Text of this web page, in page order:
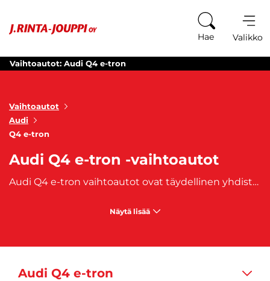
Hae Valikko
Vaihtoautot: Audi Q4 e-tron
Vaihtoautot
Audi
Q4 e-tron
Audi Q4 e-tron -vaihtoautot
Audi Q4 e-tron vaihtoautot ovat täydellinen yhdistelmä ympäristöystävällistä sähköautoilua ja Audille ominaista luksusta. Tämä täyssähköinen katumaasturi tarjoaa tilavat sisätilat, monipuoliset varusteet ja edistyneen sähköteknologian. Audi Q4 e-tron vaihtoautot ovat suunniteltu erityisesti niille, jotka arvostavat sekä suorituskykyä että vastuullista autoilua, mutta eivät halua tinkiä mukavuudesta tai ajokokemuksesta. Audi Q4 e-tron vaihtoautot erottuvat modernilla ja elegantilla muotoilullaan. Sen virtaviivainen ulkoasu ja rohkeat linjat antavat sille tyylikkään ilmeen, joka sopii täydellisesti kaupunki- ja maantieajoon. Korkea ajoasento ja laajat sisätilat tekevät matkustamisesta mukavaa niin kuljettajalle kuin matkustajillekin. Sisällä auto on varustettu huipputason infotainment-järjestelmällä, korkealaatuisilla materiaaleilla ja kehittyneillä ajoavustimilla.
Näytä lisää
Audi Q4 e-tron